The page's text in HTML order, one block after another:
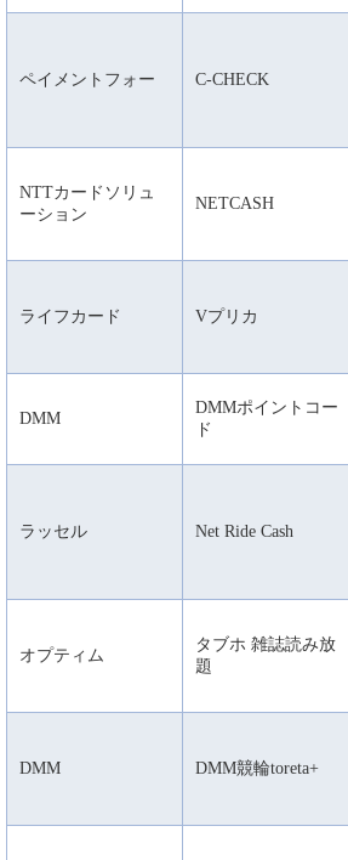
ペイメントフォー C-CHECK
NTTカードソリュ
ーション
NETCASH
ライフカード Vプリカ
DMM
DMMポイントコー
ド
ラッセル Net Ride Cash
オプティム
タブホ 雑誌読み放
題
DMM DMM競輪toreta+